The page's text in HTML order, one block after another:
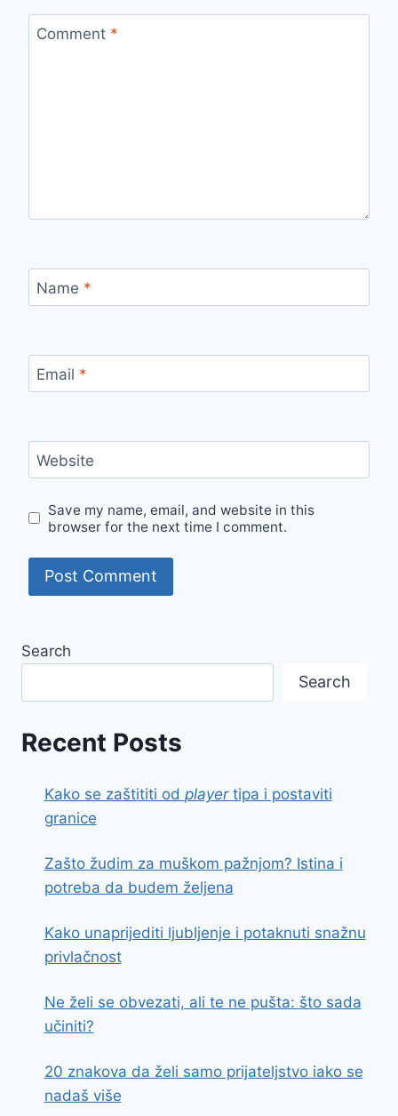
Comment *
Name *
Email *
Website
Save my name, email, and website in this
browser for the next time I comment.
Search
Search
Recent Posts
Kako se zaštititi od playertipa i postaviti
granice
Zašto žudim za muškom pažnjom? Istina i
potreba da budem željena
Kako unaprijediti ljubljenje i potaknuti snažnu
privlačnost
Ne želi se obvezati, ali te ne pušta: što sada
učiniti?
20 znakova da želi samo prijateljstvo iako se
nadaš više